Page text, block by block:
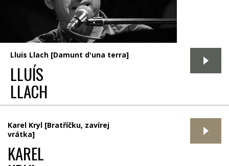
Lluis Llach [Damunt d'una terra]
LLUÍS
LLACH
Karel Kryl [Bratříčku, zavírej
vrátka]
KAREL